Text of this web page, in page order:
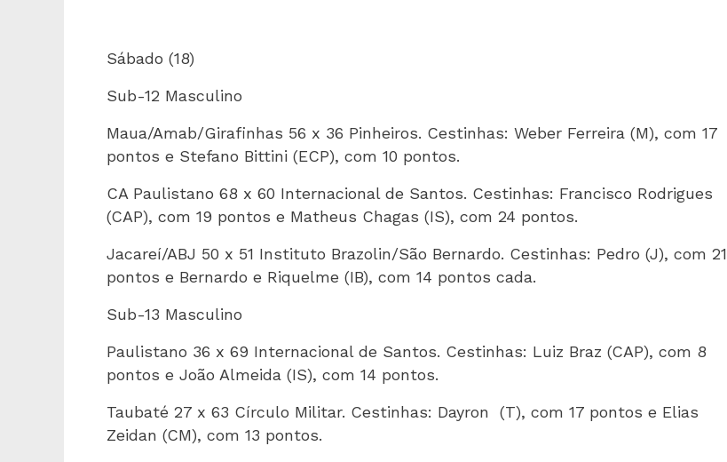
Sábado (18)
Sub-12 Masculino
Maua/Amab/Girafinhas 56 x 36 Pinheiros. Cestinhas: Weber Ferreira (M), com 17
pontos e Stefano Bittini (ECP), com 10 pontos.
CA Paulistano 68 x 60 Internacional de Santos. Cestinhas: Francisco Rodrigues
(CAP), com 19 pontos e Matheus Chagas (IS), com 24 pontos.
Jacareí/ABJ 50 x 51 Instituto Brazolin/São Bernardo. Cestinhas: Pedro (J), com 21
pontos e Bernardo e Riquelme (IB), com 14 pontos cada.
Sub-13 Masculino
Paulistano 36 x 69 Internacional de Santos. Cestinhas: Luiz Braz (CAP), com 8
pontos e João Almeida (IS), com 14 pontos.
Taubaté 27 x 63 Círculo Militar. Cestinhas: Dayron
(T), com 17 pontos e Elias
Zeidan (CM), com 13 pontos.